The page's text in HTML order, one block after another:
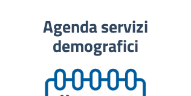
Agenda servizi
demografici